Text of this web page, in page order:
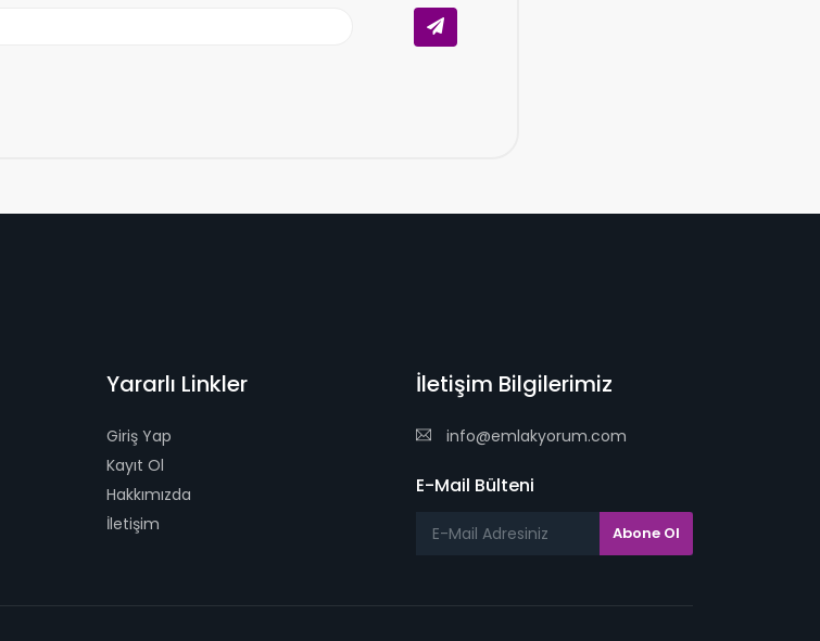
Yararlı Linkler
Giriş Yap
Kayıt Ol
Hakkımızda
İletişim
İletişim Bilgilerimiz
info@emlakyorum.com
E-Mail Bülteni